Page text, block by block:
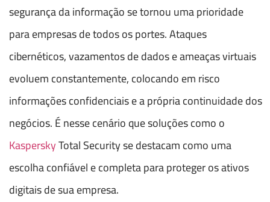
segurança da informação se tornou uma prioridade
para empresas de todos os portes. Ataques
cibernéticos, vazamentos de dados e ameaças virtuais
evoluem constantemente, colocando em risco
informações confidenciais e a própria continuidade dos
negócios. É nesse cenário que soluções como o
KasperskyTotal Security se destacam como uma
escolha confiável e completa para proteger os ativos
digitais de sua empresa.